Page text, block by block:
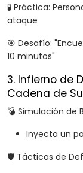
🧪 Práctica:
ataque
🎯 Desafío:
10 minutos"
3. Infierno de
Cadena de
💣 Simulación de
Inyecta un
🛡️ Tácticas de